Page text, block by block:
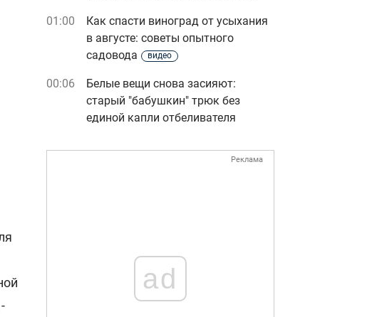
01:00
Как спасти виноград от усыхания
в августе: советы опытного
садовода
видео
00:06
Белые вещи снова засияют:
старый "бабушкин" трюк без
единой капли отбеливателя
Реклама
ad